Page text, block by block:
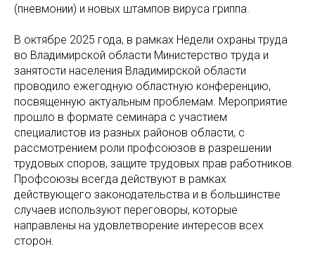
(пневмонии) и новых штампов вируса гриппа.
В октябре 2025 года, в рамках Недели охраны труда
во Владимирской области Министерство труда и
занятости населения Владимирской области
проводило ежегодную областную конференцию,
посвященную актуальным проблемам. Мероприятие
прошло в формате семинара с участием
специалистов из разных районов области, с
рассмотрением роли профсоюзов в разрешении
трудовых споров, защите трудовых прав работников.
Профсоюзы всегда действуют в рамках
действующего законодательства и в большинстве
случаев используют переговоры, которые
направлены на удовлетворение интересов всех
сторон.